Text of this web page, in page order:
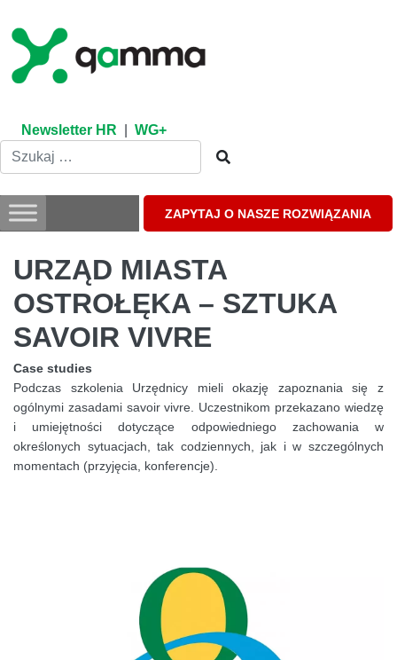
content
Newsletter HR WG+
ZAPYTAJ O NASZE ROZWIĄZANIA
URZĄD MIASTA
OSTROŁĘKA – SZTUKA
SAVOIR VIVRE
Case studies
Podczas szkolenia Urzędnicy mieli okazję zapoznania się z
ogólnymi zasadami savoir vivre. Uczestnikom przekazano wiedzę
i umiejętności dotyczące odpowiedniego zachowania w
określonych sytuacjach, tak codziennych, jak i w szczególnych
momentach (przyjęcia, konferencje).